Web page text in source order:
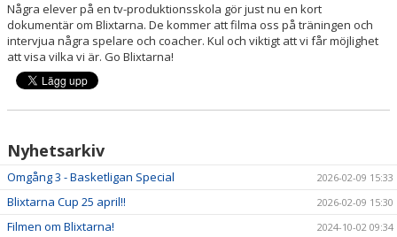
Några elever på en tv-produktionsskola gör just nu en kort
dokumentär om Blixtarna. De kommer att filma oss på träningen och
intervjua några spelare och coacher. Kul och viktigt att vi får möjlighet
att visa vilka vi är. Go Blixtarna!
Nyhetsarkiv
Omgång 3 - Basketligan Special 2026-02-09 15:33
Blixtarna Cup 25 april!! 2026-02-09 15:30
Filmen om Blixtarna! 2024-10-02 09:34